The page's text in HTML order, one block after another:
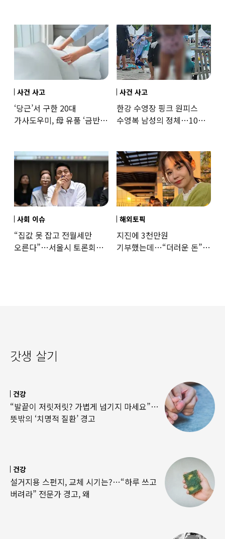
사건 사고
‘당근’서 구한 20대
가사도우미, 母 유품 ‘금반지
사건 사고
한강 수영장 핑크 원피스
수영복 남성의 정체…10대
사회 이슈
“집값 못 잡고 전월세만
오른다”…서울시 토론회서
해외토픽
지진에 3천만원
기부했는데…“더러운 돈”
갓생 살기
건강
“발끝이 저릿저릿? 가볍게 넘기지 마세요”…
뜻밖의 ‘치명적 질환’ 경고
건강
설거지용 스펀지, 교체 시기는?…“하루 쓰고
버려라” 전문가 경고, 왜